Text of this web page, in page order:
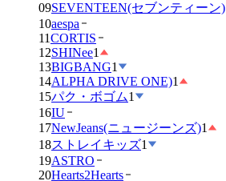
09SEVENTEEN(セブンティーン)
10aespa
11CORTIS
12SHINee1
13BIGBANG1
14ALPHA DRIVE ONE)1
15パク・ボゴム1
16IU
17NewJeans(ニュージーンズ)1
18ストレイキッズ1
19ASTRO
20Hearts2Hearts